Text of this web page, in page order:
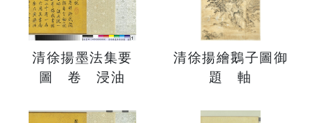
清徐揚墨法集要
圖 卷 浸油
清徐揚繪鵝子圖御
題 軸